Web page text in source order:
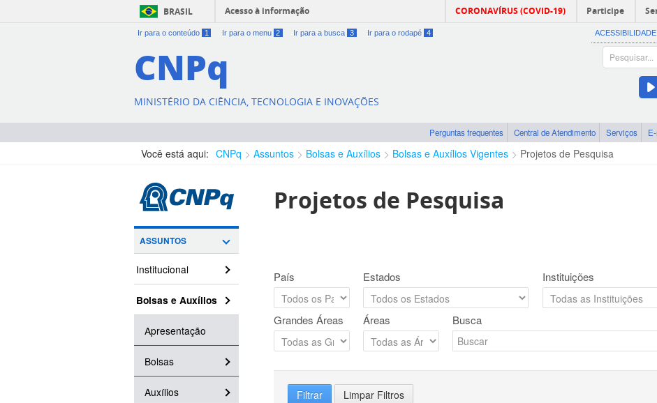
BRASIL Acesso à informação CORONAVÍRUS (COVID-19) Participe
Ir para o conteúdo 1 Ir para o menu 2 Ir para a busca 3 Ir para o rodapé 4 ACESSIBILIDADE
CNPq
MINISTÉRIO DA CIÊNCIA, TECNOLOGIA E INOVAÇÕES
Perguntas frequentes Central de Atendimento Serviços
Você está aqui: CNPq Assuntos Bolsas e Auxílios Bolsas e Auxílios Vigentes Projetos de Pesquisa
ASSUNTOS
Institucional
Bolsas e Auxílios
Apresentação
Bolsas
Auxílios
Projetos de Pesquisa
País Estados Instituições
Grandes Áreas Áreas Busca
Filtrar Limpar Filtros